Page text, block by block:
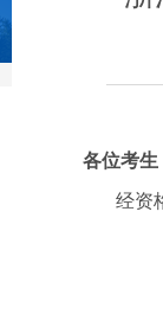
各位考生
经资